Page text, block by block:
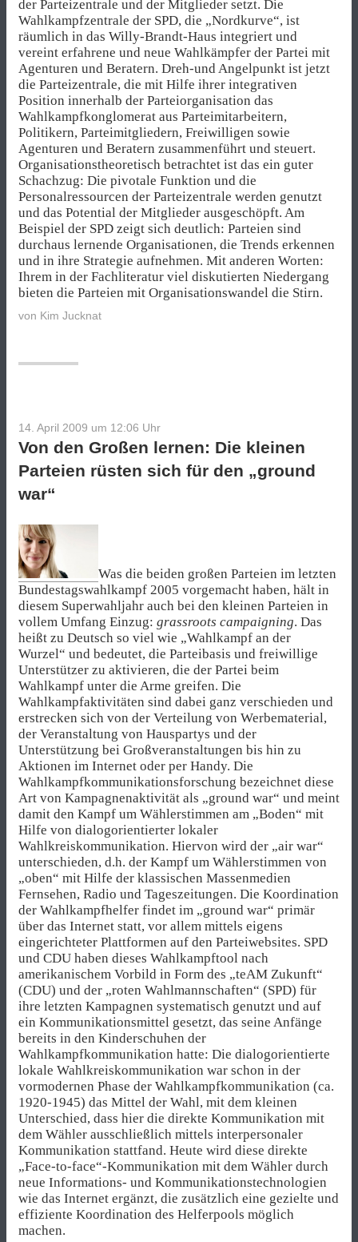
der Parteizentrale und der Mitglieder setzt. Die
Wahlkampfzentrale der SPD, die „Nordkurve“, ist
räumlich in das Willy-Brandt-Haus integriert und
vereint erfahrene und neue Wahlkämpfer der Partei mit
Agenturen und Beratern. Dreh-und Angelpunkt ist jetzt
die Parteizentrale, die mit Hilfe ihrer integrativen
Position innerhalb der Parteiorganisation das
Wahlkampfkonglomerat aus Parteimitarbeitern,
Politikern, Parteimitgliedern, Freiwilligen sowie
Agenturen und Beratern zusammenführt und steuert.
Organisationstheoretisch betrachtet ist das ein guter
Schachzug: Die pivotale Funktion und die
Personalressourcen der Parteizentrale werden genutzt
und das Potential der Mitglieder ausgeschöpft. Am
Beispiel der SPD zeigt sich deutlich: Parteien sind
durchaus lernende Organisationen, die Trends erkennen
und in ihre Strategie aufnehmen. Mit anderen Worten:
Ihrem in der Fachliteratur viel diskutierten Niedergang
bieten die Parteien mit Organisationswandel die Stirn.
von Kim Jucknat
14. April 2009 um 12:06 Uhr
Von den Großen lernen: Die kleinen
Parteien rüsten sich für den „ground
war“
Was die beiden großen Parteien im letzten
Bundestagswahlkampf 2005 vorgemacht haben, hält in
diesem Superwahljahr auch bei den kleinen Parteien in
vollem Umfang Einzug: grassroots campaigning. Das
heißt zu Deutsch so viel wie „Wahlkampf an der
Wurzel“ und bedeutet, die Parteibasis und freiwillige
Unterstützer zu aktivieren, die der Partei beim
Wahlkampf unter die Arme greifen. Die
Wahlkampfaktivitäten sind dabei ganz verschieden und
erstrecken sich von der Verteilung von Werbematerial,
der Veranstaltung von Hauspartys und der
Unterstützung bei Großveranstaltungen bis hin zu
Aktionen im Internet oder per Handy. Die
Wahlkampfkommunikationsforschung bezeichnet diese
Art von Kampagnenaktivität als „ground war“ und meint
damit den Kampf um Wählerstimmen am „Boden“ mit
Hilfe von dialogorientierter lokaler
Wahlkreiskommunikation. Hiervon wird der „air war“
unterschieden, d.h. der Kampf um Wählerstimmen von
„oben“ mit Hilfe der klassischen Massenmedien
Fernsehen, Radio und Tageszeitungen. Die Koordination
der Wahlkampfhelfer findet im „ground war“ primär
über das Internet statt, vor allem mittels eigens
eingerichteter Plattformen auf den Parteiwebsites. SPD
und CDU haben dieses Wahlkampftool nach
amerikanischem Vorbild in Form des „teAM Zukunft“
(CDU) und der „roten Wahlmannschaften“ (SPD) für
ihre letzten Kampagnen systematisch genutzt und auf
ein Kommunikationsmittel gesetzt, das seine Anfänge
bereits in den Kinderschuhen der
Wahlkampfkommunikation hatte: Die dialogorientierte
lokale Wahlkreiskommunikation war schon in der
vormodernen Phase der Wahlkampfkommunikation (ca.
1920-1945) das Mittel der Wahl, mit dem kleinen
Unterschied, dass hier die direkte Kommunikation mit
dem Wähler ausschließlich mittels interpersonaler
Kommunikation stattfand. Heute wird diese direkte
„Face-to-face“-Kommunikation mit dem Wähler durch
neue Informations- und Kommunikationstechnologien
wie das Internet ergänzt, die zusätzlich eine gezielte und
effiziente Koordination des Helferpools möglich
machen.